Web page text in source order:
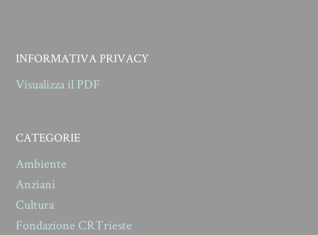
INFORMATIVA PRIVACY
Visualizza il PDF
CATEGORIE
Ambiente
Anziani
Cultura
Fondazione CRTrieste